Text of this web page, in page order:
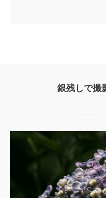
銀残しで撮